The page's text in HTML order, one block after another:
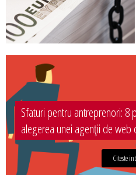
Sfaturi pentru antreprenori: 8
alegerea unei agenții de web
Citeste